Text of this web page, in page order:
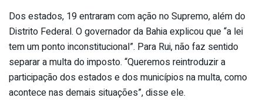
Dos estados, 19 entraram com ação no Supremo, além do
Distrito Federal. O governador da Bahia explicou que “a lei
tem um ponto inconstitucional”. Para Rui, não faz sentido
separar a multa do imposto. “Queremos reintroduzir a
participação dos estados e dos municípios na multa, como
acontece nas demais situações”, disse ele.